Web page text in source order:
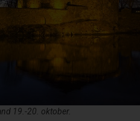
19.-20. oktober.